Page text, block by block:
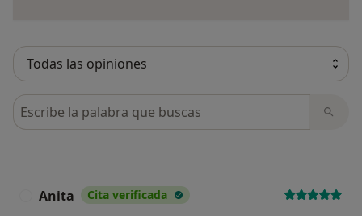
Busca en opiniones
Anita Cita verificada